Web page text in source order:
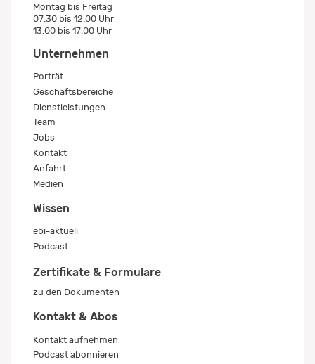
Montag bis Freitag
07:30 bis 12:00 Uhr
13:00 bis 17:00 Uhr
Unternehmen
Porträt
Geschäftsbereiche
Dienstleistungen
Team
Jobs
Kontakt
Anfahrt
Medien
Wissen
ebi-aktuell
Podcast
Zertifikate & Formulare
zu den Dokumenten
Kontakt & Abos
Kontakt aufnehmen
Podcast abonnieren